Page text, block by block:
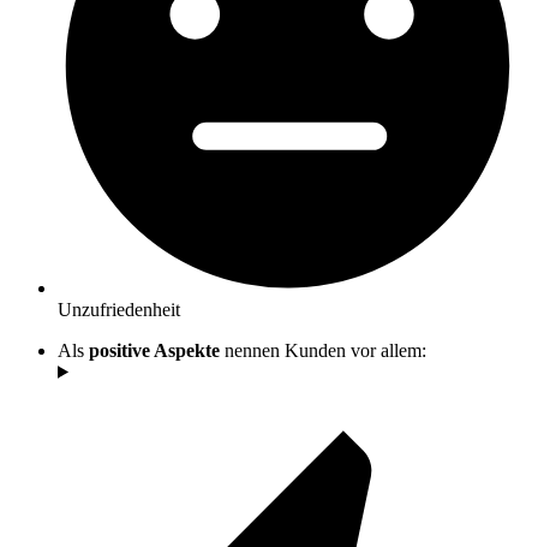
Unzufriedenheit
Als positive Aspekte nennen Kunden vor allem: